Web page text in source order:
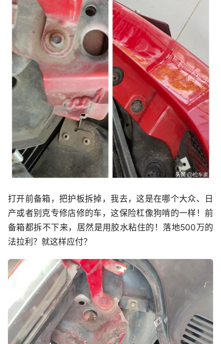
打开前备箱，把护板拆掉，我去，这是在哪个大众、日
产或者别克专修店修的车，这保险杠像狗啃的一样！前
备箱都拆不下来，居然是用胶水粘住的！落地500万的
法拉利？就这样应付？